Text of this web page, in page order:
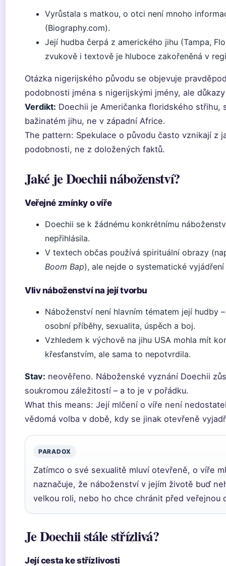
Vyrůstala s matkou, o otci není mnoho
(Biography.com).
Její hudba čerpá z amerického jihu (Tampa,
zvukově i textově je hluboce zakořeněná v
Otázka nigerijského původu se objevuje
podobnosti jména s nigerijskými jmény, ale
Verdikt: Doechii je Američanka floridského střihu,
bažinatém jihu, ne v západní Africe.
The pattern: Spekulace o původu často vznikají z
podobnosti, ne z doložených faktů.
Jaké je Doechii náboženství?
Veřejné zmínky o víře
Doechii se k žádnému konkrétnímu
nepřihlásila.
V textech občas používá spirituální obrazy
Boom Bap), ale nejde o systematické vyjádření
Vliv náboženství na její tvorbu
Náboženství není hlavním tématem její hudby
osobní příběhy, sexualita, úspěch a boj.
Vzhledem k výchově na jihu USA mohla mít
křesťanstvím, ale sama to nepotvrdila.
Stav: neověřeno. Náboženské vyznání Doechii
soukromou záležitostí – a to je v pořádku.
What this means: Její mlčení o víře není
vědomá volba v době, kdy se jinak otevřeně
PARADOX
Zatímco o své sexualitě mluví otevřeně, o víře
naznačuje, že náboženství v jejím životě buď
velkou roli, nebo ho chce chránit před veřejnou
Je Doechii stále střízlivá?
Její cesta ke střízlivosti